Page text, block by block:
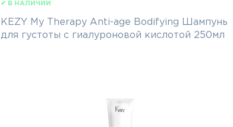
✔ В НАЛИЧИИ
KEZY My Therapy Anti-age Bodifying Шампунь
для густоты с гиалуроновой кислотой 250мл